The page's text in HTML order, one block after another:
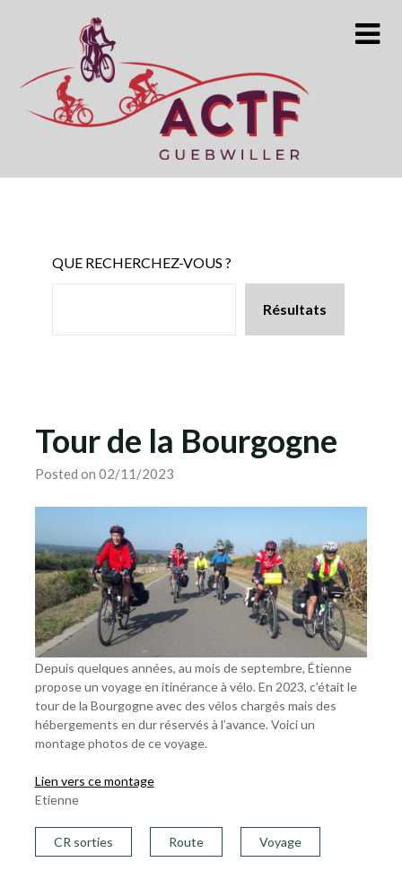
QUE RECHERCHEZ-VOUS ?
Résultats
Tour de la Bourgogne
Posted on 02/11/2023
Depuis quelques années, au mois de septembre, Étienne
propose un voyage en itinérance à vélo. En 2023, c’était le
tour de la Bourgogne avec des vélos chargés mais des
hébergements en dur réservés à l’avance. Voici un
montage photos de ce voyage.
Lien vers ce montage
Etienne
CR sorties Route Voyage